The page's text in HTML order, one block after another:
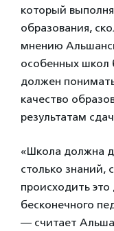
который
образования,
мнению
особенных школ
должен
качество
результатам
«Школа должна
столько знаний,
происходить
бесконечного
— считает